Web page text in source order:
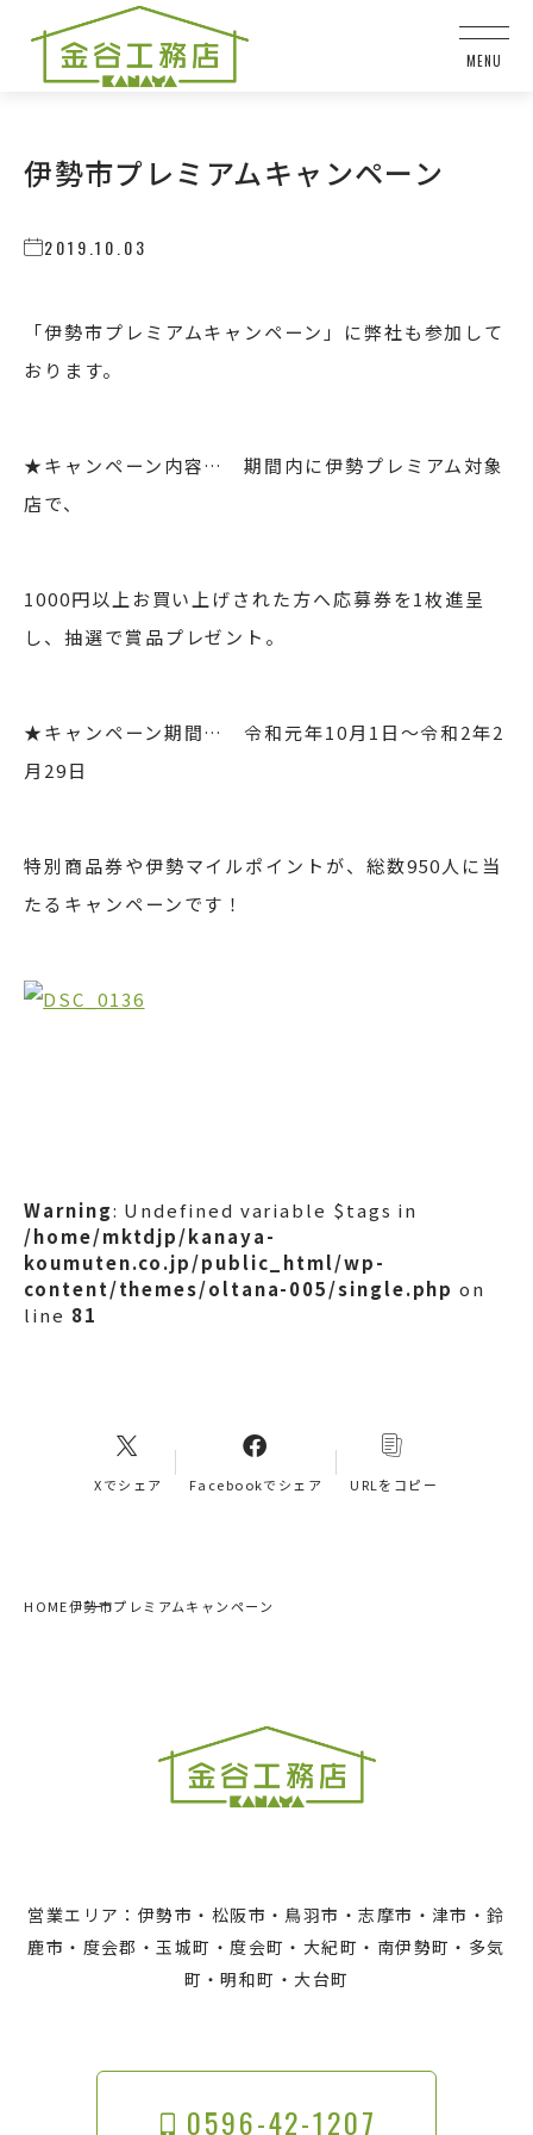
伊勢市プレミアムキャンペーン
2019.10.03
「伊勢市プレミアムキャンペーン」に弊社も参加して
おります。
★キャンペーン内容… 期間内に伊勢プレミアム対象
店で、
1000円以上お買い上げされた方へ応募券を1枚進呈
し、抽選で賞品プレゼント。
★キャンペーン期間… 令和元年10月1日～令和2年2
月29日
特別商品券や伊勢マイルポイントが、総数950人に当
たるキャンペーンです！
Warning: Undefined variable $tags in
/home/mktdjp/kanaya-
koumuten.co.jp/public_html/wp-
content/themes/oltana-005/single.php on
line 81
Xでシェア Facebookでシェア URLをコピー
HOME伊勢市プレミアムキャンペーン
営業エリア：伊勢市・松阪市・鳥羽市・志摩市・津市・鈴
鹿市・度会郡・玉城町・度会町・大紀町・南伊勢町・多気
町・明和町・大台町
0596-42-1207